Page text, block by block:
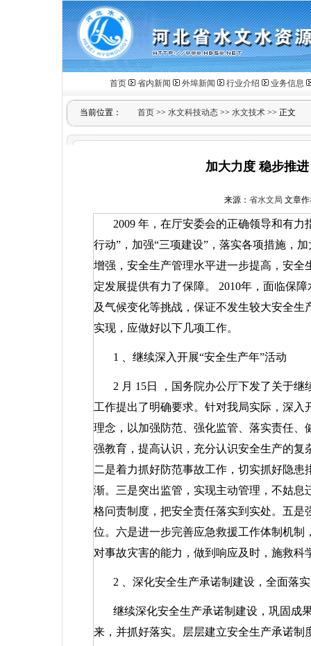
首页 省内新闻 外埠新闻 行业介绍 业务信息
当前位置： 首页 >> 水文科技动态 >> 水文技术 >> 正文
加大力度 稳步推
来源： 省水文局 文章作
2009 年，在厅安委会的正确领导和有力
行动”，加强“三项建设”，落实各项措施，
增强，安全生产管理水平进一步提高，安
定发展提供有力了保障。 2010年，面临保障
及气候变化等挑战，保证不发生较大安全
实现，应做好以下几项工作。
1 、继续深入开展“安全生产年”活动
2 月 15日
，国务院办公厅下发了关于
工作提出了明确要求。针对我局实际，深入
理念，以加强防范、强化监管、落实责任
强教育，提高认识，充分认识安全生产的
二是着力抓好防范事故工作，切实抓好隐
渐。三是突出监管，实现主动管理，不姑
格问责制度，把安全责任落实到实处。五
位。六是进一步完善应急救援工作体制机
对事故灾害的能力，做到响应及时，施救科
2 、深化安全生产承诺制建设，全面落
继续深化安全生产承诺制建设，巩固成
来，并抓好落实。层层建立安全生产承诺